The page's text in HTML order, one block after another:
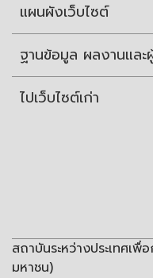
แผนผังเว็บไซต์
ฐานข้อมูล ผลงานแล
ไปเว็บไซต์เก่า
สถาบันระหว่างประเทศเ
มหาชน)